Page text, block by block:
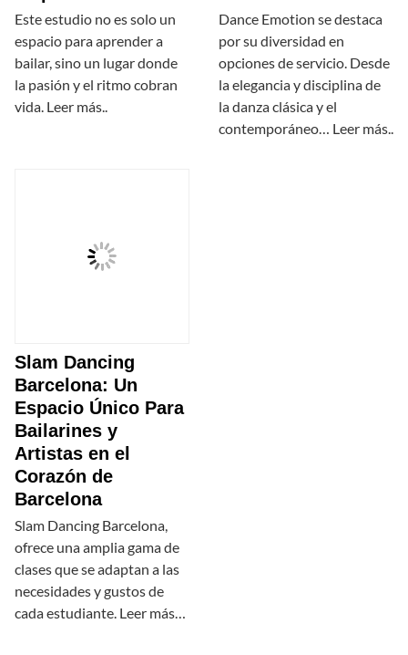
Este estudio no es solo un
espacio para aprender a
bailar, sino un lugar donde
la pasión y el ritmo cobran
vida. Leer más..
Dance Emotion se destaca
por su diversidad en
opciones de servicio. Desde
la elegancia y disciplina de
la danza clásica y el
contemporáneo… Leer más..
Slam Dancing
Barcelona: Un
Espacio Único Para
Bailarines y
Artistas en el
Corazón de
Barcelona
Slam Dancing Barcelona,
ofrece una amplia gama de
clases que se adaptan a las
necesidades y gustos de
cada estudiante. Leer más…